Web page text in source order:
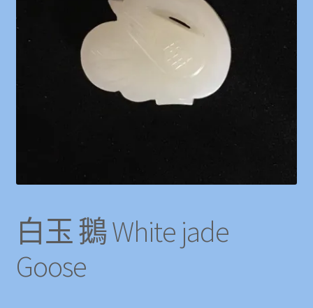
Weglot switcher
白玉 鵝 White jade
Goose